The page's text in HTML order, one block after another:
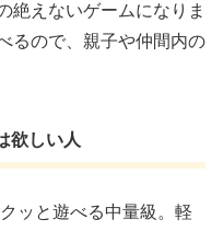
絶えないゲームになりま
るので、親子や仲間内の
欲しい人
ッと遊べる中量級。軽